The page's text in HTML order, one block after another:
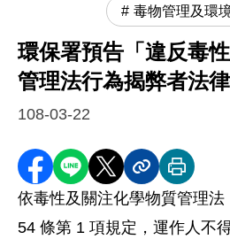
毒物管理及環
環保署預告「違反毒
管理法行為揭弊者法
108-03-22
分享至 Facebook
分享到 LINE
分享到 X分享內容連結
列印本頁
依毒性及關注化學物質管理
54 條第 1 項規定，運作人不